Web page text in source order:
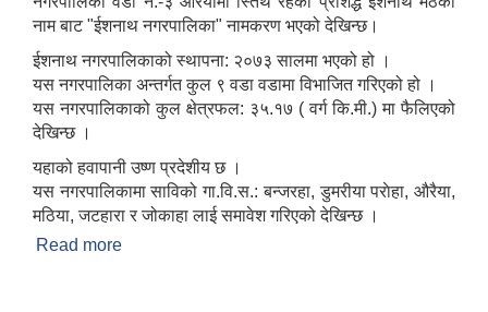
नाम बाट "ईशनाथ नगरपालिका" नामकरण भएको देखिन्छ।
ईशनाथ नगरपालिकाको स्थापना: २०७३ सालमा भएको हो ।
यस नगरपालिका अन्तर्गत कुल ९ वडा वडामा विभाजित गरिएको हो ।
यस नगरपालिकाको कुल क्षेत्रफल: ३५.१७ ( वर्ग कि.मी.) मा फैलिएको
देखिन्छ ।
यहाको हवापानी उष्ण प्रदेशीय छ ।
यस नगरपालिकामा साविको गा.वि.स.: बन्जरहा, डुमरीया पराेहा, औरैया,
मठिया, जटहारा र जोकाहा लाई समावेश गरिएको देखिन्छ ।
Read more